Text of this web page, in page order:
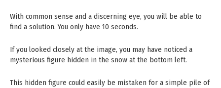
With common sense and a discerning eye, you will be able to
find a solution. You only have 10 seconds.
If you looked closely at the image, you may have noticed a
mysterious figure hidden in the snow at the bottom left.
This hidden figure could easily be mistaken for a simple pile of